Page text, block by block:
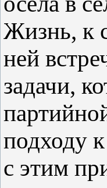
Жизнь, к
ней
задачи,
подходу
с этим